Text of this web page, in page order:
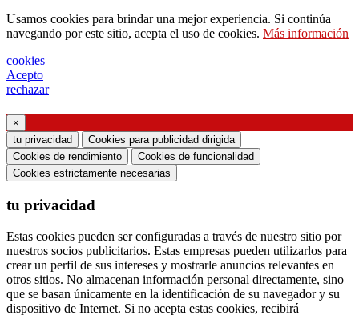
Solicitud de envío de catálogo
Solicite ser contactado por su representante de
ventas
Solicitud de soporte o diseño de iluminación
Solicitud de seminario web o formación sobre
productos Ghidini & Lucitalia
Manifestación de consentimiento (artículo 7 del
Reglamento de la UE n. ° 2016/679)
Declaro haber leído la información sobre el
tratamiento de datos personales y acepto el
tratamiento de mis datos personales.
Doy mi consentimiento para el procesamiento de
mis datos personales para recibir comunicaciones
comerciales o de marketing de Ghidini Lighting Srl
Usamos cookies para brindar una mejor experiencia. Si continúa
navegando por este sitio, acepta el uso de cookies. Más información
cookies
Acepto
rechazar
×
tu privacidad
Cookies para publicidad dirigida
Cookies de rendimiento
Cookies de funcionalidad
Cookies estrictamente necesarias
tu privacidad
Estas cookies pueden ser configuradas a través de nuestro sitio por
nuestros socios publicitarios. Estas empresas pueden utilizarlos para
crear un perfil de sus intereses y mostrarle anuncios relevantes en
otros sitios. No almacenan información personal directamente, sino
que se basan únicamente en la identificación de su navegador y su
dispositivo de Internet. Si no acepta estas cookies, recibirá